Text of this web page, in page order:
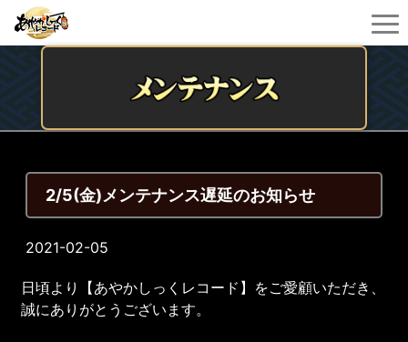
2/5(金)メンテナンス遅延のお知らせ
2021-02-05
日頃より【あやかしっくレコード】をご愛顧いただき、
誠にありがとうございます。